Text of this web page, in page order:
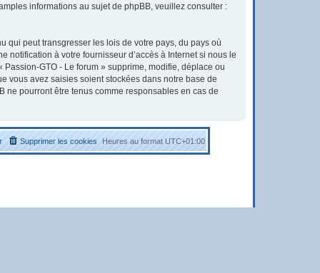
informations au sujet de phpBB, veuillez consulter :
qui peut transgresser les lois de votre pays, du pays où
notification à votre fournisseur d’accès à Internet si nous le
GTO - Le forum » supprime, modifie, déplace ou
vous avez saisies soient stockées dans notre base de
ne pourront être tenus comme responsables en cas de
Heures au formatUTC+01:00
Supprimer les cookies